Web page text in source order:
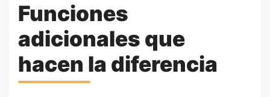
Funciones
adicionales que
hacen la diferencia